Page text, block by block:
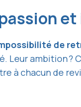
de
Leur ambition ?
à chacun de